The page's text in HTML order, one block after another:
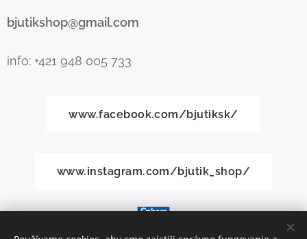
bjutikshop@gmail.com
info: +421 948 005 733
www.facebook.com/bjutiksk/
www.instagram.com/bjutik_shop/